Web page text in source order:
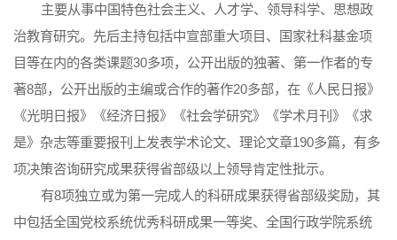
主要从事中国特色社会主义、人才学、领导科学、思想政
治教育研究。先后主持包括中宣部重大项目、国家社科基金项
目等在内的各类课题30多项，公开出版的独著、第一作者的专
著8部，公开出版的主编或合作的著作20多部，在《人民日报》
《光明日报》《经济日报》《社会学研究》《学术月刊》《求
是》杂志等重要报刊上发表学术论文、理论文章190多篇，有多
项决策咨询研究成果获得省部级以上领导肯定性批示。
有8项独立或为第一完成人的科研成果获得省部级奖励，其
中包括全国党校系统优秀科研成果一等奖、全国行政学院系统